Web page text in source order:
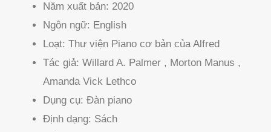
Năm xuất bản: 2020
Ngôn ngữ: English
Loạt: Thư viện Piano cơ bản của Alfred
Tác giả: Willard A. Palmer , Morton Manus ,
Amanda Vick Lethco
Dụng cụ: Đàn piano
Định dạng: Sách